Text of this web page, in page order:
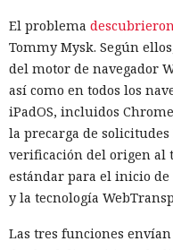
El problema
Tommy Mysk. Según
del motor de navegador
así como en todos los
iPadOS, incluidos
la precarga de solicitudes
verificación del origen al
estándar para el inicio de
y la tecnología
Las tres funciones